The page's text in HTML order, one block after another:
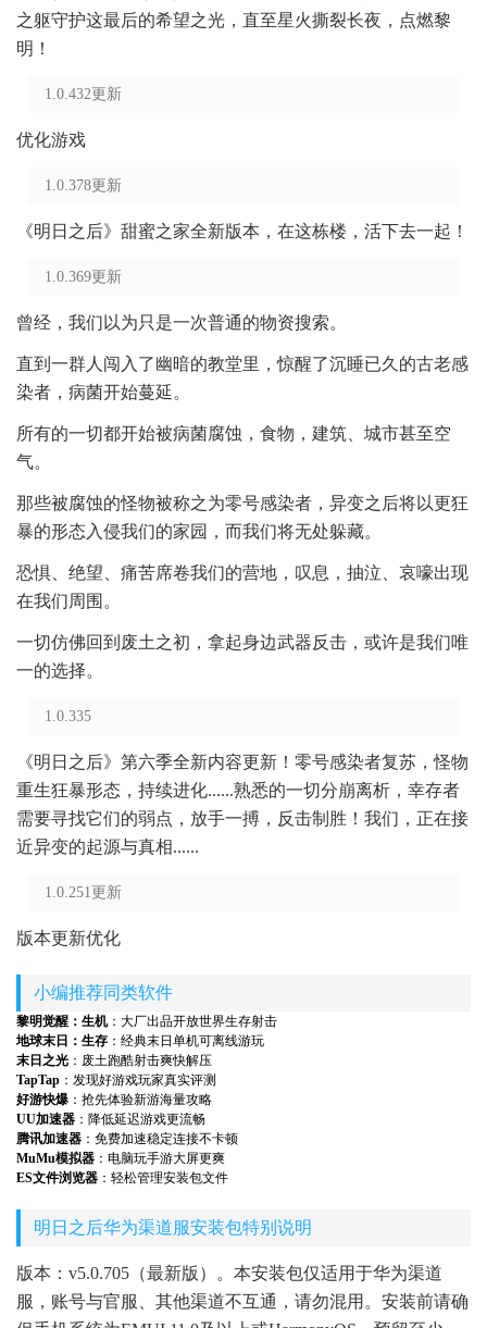
之躯守护这最后的希望之光，直至星火撕裂长夜，点燃黎
明！
1.0.432更新
优化游戏
1.0.378更新
《明日之后》甜蜜之家全新版本，在这栋楼，活下去一起！
1.0.369更新
曾经，我们以为只是一次普通的物资搜索。
直到一群人闯入了幽暗的教堂里，惊醒了沉睡已久的古老感
染者，病菌开始蔓延。
所有的一切都开始被病菌腐蚀，食物，建筑、城市甚至空
气。
那些被腐蚀的怪物被称之为零号感染者，异变之后将以更狂
暴的形态入侵我们的家园，而我们将无处躲藏。
恐惧、绝望、痛苦席卷我们的营地，叹息，抽泣、哀嚎出现
在我们周围。
一切仿佛回到废土之初，拿起身边武器反击，或许是我们唯
一的选择。
1.0.335
《明日之后》第六季全新内容更新！零号感染者复苏，怪物
重生狂暴形态，持续进化......熟悉的一切分崩离析，幸存者
需要寻找它们的弱点，放手一搏，反击制胜！我们，正在接
近异变的起源与真相......
1.0.251更新
版本更新优化
小编推荐同类软件
黎明觉醒：生机：大厂出品开放世界生存射击
地球末日：生存 ：经典末日单机可离线游玩
末日之光 ：废土跑酷射击爽快解压
TapTap ：发现好游戏玩家真实评测
好游快爆 ：抢先体验新游海量攻略
UU加速器 ：降低延迟游戏更流畅
腾讯加速器 ：免费加速稳定连接不卡顿
MuMu模拟器 ：电脑玩手游大屏更爽
ES文件浏览器 ：轻松管理安装包文件
明日之后华为渠道服安装包特别说明
版本：v5.0.705（最新版）。本安装包仅适用于华为渠道
服，账号与官服、其他渠道不互通，请勿混用。安装前请确